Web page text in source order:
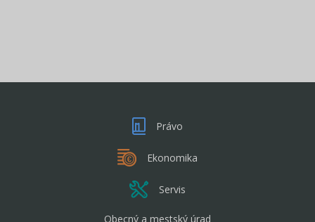
Právo
Ekonomika
Servis
Obecný a mestský úrad